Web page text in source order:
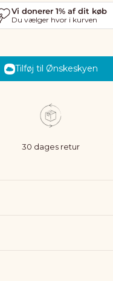
Tilføj til Ønskeskyen
30 dages retur